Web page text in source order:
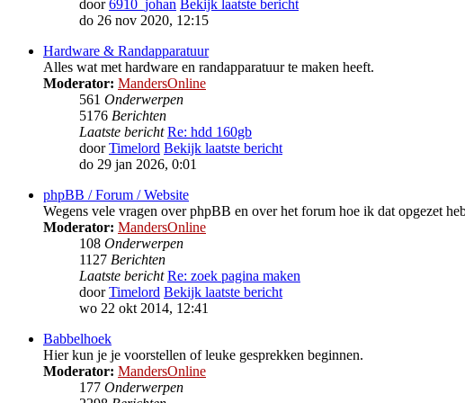
door6910_johan Bekijk laatste bericht
do 26 nov 2020, 12:15
Hardware & Randapparatuur
Alles wat met hardware en randapparatuur te maken heeft.
Moderator: MandersOnline
561 Onderwerpen
5176 Berichten
Laatste bericht Re: hdd 160gb
doorTimelord Bekijk laatste bericht
do 29 jan 2026, 0:01
phpBB / Forum / Website
Wegens vele vragen over phpBB en over het forum hoe ik dat opgezet
Moderator: MandersOnline
108 Onderwerpen
1127 Berichten
Laatste bericht Re: zoek pagina maken
doorTimelord Bekijk laatste bericht
wo 22 okt 2014, 12:41
Babbelhoek
Hier kun je je voorstellen of leuke gesprekken beginnen.
Moderator: MandersOnline
177 Onderwerpen